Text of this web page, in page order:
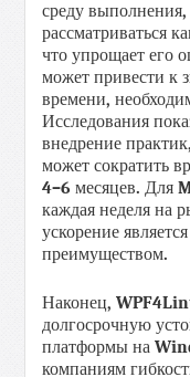
средувыполнения
рассматриваться
чтоупрощаетего
можетпривестик
времени,
Исследования
внедрениепрактик
может сократить
4–6месяцев. Для
каждаянеделя на
ускорение
преимуществом.
Наконец, WPF4
долгосрочную
платформы на
компаниям